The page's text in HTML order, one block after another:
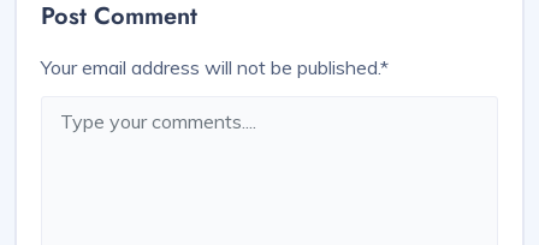
Post Comment
Your email address will not be published.*